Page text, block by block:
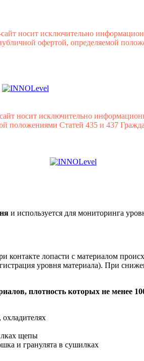
носит исключительно
офертой, определяемой
носит исключительно
положениями Статей 435 и 437
и используется для мониторинга
лопасти с материалом
уровня материала). При
плотность которых не менее
щепы
и гранулята в сушилках